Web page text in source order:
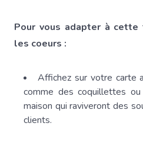
Pour vous adapter à cette
les coeurs :
Affichez sur votre carte
comme des coquillettes
maison qui raviveront des
clients.